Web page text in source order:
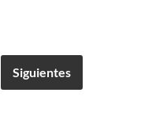
Siguientes